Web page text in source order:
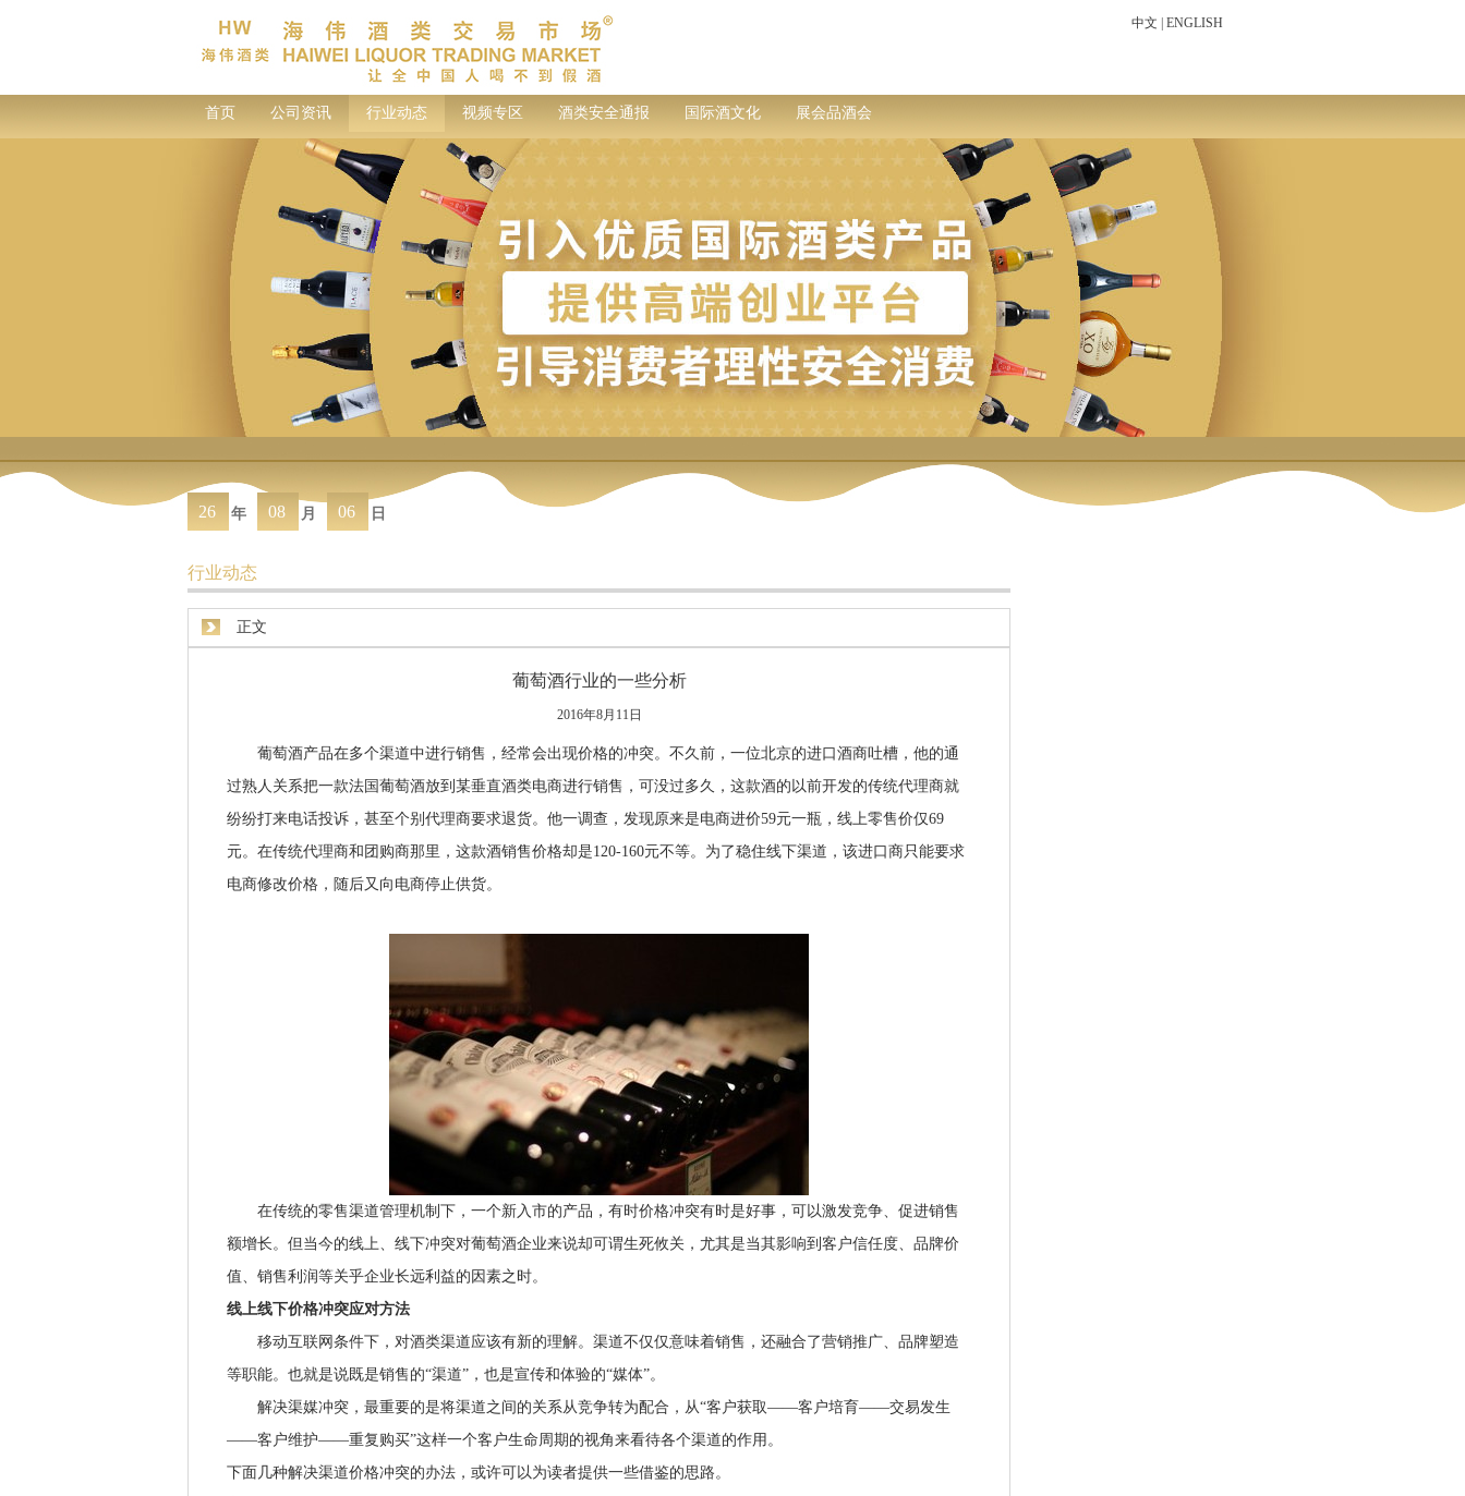
中文 ENGLISH
首页 公司资讯 行业动态 视频专区 酒类安全通报 国际酒文化 展会品酒会
26 年 08 月 06 日
行业动态
正文
葡萄酒行业的一些分析
2016年8月11日
葡萄酒产品在多个渠道中进行销售，经常会出现价格的冲突。不久前，一位北京的进口酒商吐槽，他的通
过熟人关系把一款法国葡萄酒放到某垂直酒类电商进行销售，可没过多久，这款酒的以前开发的传统代理商就
纷纷打来电话投诉，甚至个别代理商要求退货。他一调查，发现原来是电商进价59元一瓶，线上零售价仅69
元。在传统代理商和团购商那里，这款酒销售价格却是120-160元不等。为了稳住线下渠道，该进口商只能要求
电商修改价格，随后又向电商停止供货。
在传统的零售渠道管理机制下，一个新入市的产品，有时价格冲突有时是好事，可以激发竞争、促进销售
额增长。但当今的线上、线下冲突对葡萄酒企业来说却可谓生死攸关，尤其是当其影响到客户信任度、品牌价
值、销售利润等关乎企业长远利益的因素之时。
线上线下价格冲突应对方法
移动互联网条件下，对酒类渠道应该有新的理解。渠道不仅仅意味着销售，还融合了营销推广、品牌塑造
等职能。也就是说既是销售的“渠道”，也是宣传和体验的“媒体”。
解决渠媒冲突，最重要的是将渠道之间的关系从竞争转为配合，从“客户获取——客户培育——交易发生
——客户维护——重复购买”这样一个客户生命周期的视角来看待各个渠道的作用。
下面几种解决渠道价格冲突的办法，或许可以为读者提供一些借鉴的思路。